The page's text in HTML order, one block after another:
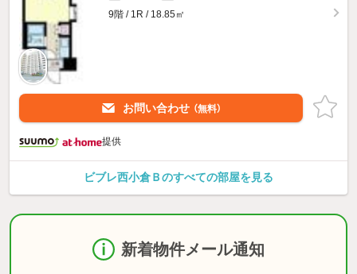
9階 / 1R / 18.85㎡
お問い合わせ （無料）
提供
ビブレ西小倉Ｂのすべての部屋を見る
新着物件メール通知